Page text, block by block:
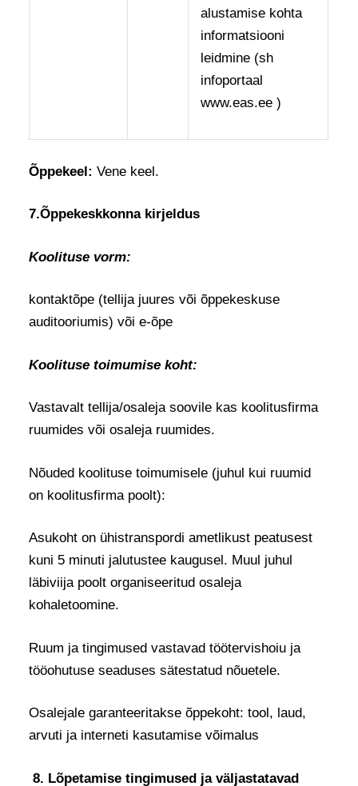
alustamise kohta
informatsiooni
leidmine (sh
infoportaal
www.eas.ee )
Õppekeel:Vene keel.
7.Õppekeskkonna kirjeldus
Koolituse vorm:
kontaktõpe (tellija juures või õppekeskuse
auditooriumis) või e-õpe
Koolituse toimumise koht:
Vastavalt tellija/osaleja soovile kas koolitusfirma
ruumides või osaleja ruumides.
Nõuded koolituse toimumisele (juhul kui ruumid
on koolitusfirma poolt):
Asukoht on ühistranspordi ametlikust peatusest
kuni 5 minuti jalutustee kaugusel. Muul juhul
läbiviija poolt organiseeritud osaleja
kohaletoomine.
Ruum ja tingimused vastavad töötervishoiu ja
tööohutuse seaduses sätestatud nõuetele.
Osalejale garanteeritakse õppekoht: tool, laud,
arvuti ja interneti kasutamise võimalus
8. Lõpetamise tingimused ja väljastatavad